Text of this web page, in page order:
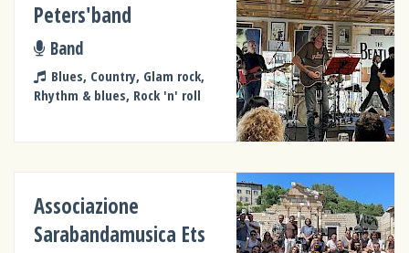
Peters'band
Band
Blues, Country, Glam rock,
Rhythm & blues, Rock 'n' roll
Associazione
Sarabandamusica Ets